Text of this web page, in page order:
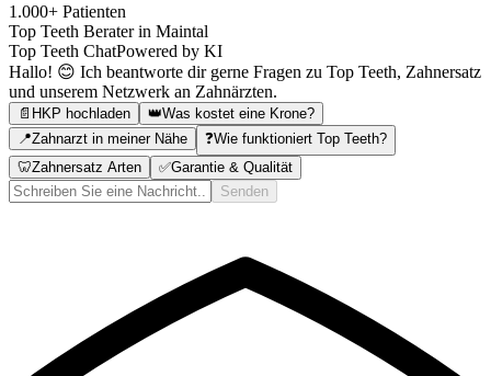
1.000+ Patienten
Top Teeth Berater in Maintal
Top Teeth ChatPowered by KI
Hallo! 😊 Ich beantworte dir gerne Fragen zu Top Teeth, Zahnersatz
und unserem Netzwerk an Zahnärzten.
📄 HKP hochladen 👑Was kostet eine Krone?
📍Zahnarzt in meiner Nähe ❓Wie funktioniert Top Teeth?
🦷Zahnersatz Arten ✅Garantie & Qualität
Senden